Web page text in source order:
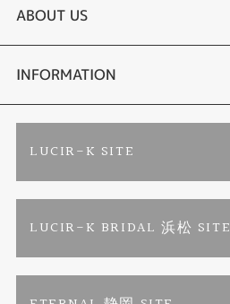
結婚指輪
セットリング
エタニティリング
婚約ネックレス
商品一覧
ブランドリスト
トピックス
リフォーム
ABOUT US
店舗情報・会社概要
お問い合わせ
INFORMATION
LUCIR-K SITE
LUCIR-K BRIDAL 浜松 SITE